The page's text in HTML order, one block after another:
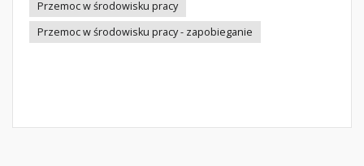
Przemoc w środowisku pracy
Przemoc w środowisku pracy - zapobieganie